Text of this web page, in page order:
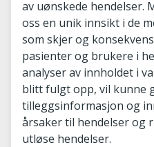
av uønskede hendelser.
oss en unik innsikt i de
som skjer og
pasienter og brukere i
analyser av innholdet i
blitt fulgt opp, vil kunne
tilleggsinformasjon og
årsaker til hendelser og
utløse hendelser.